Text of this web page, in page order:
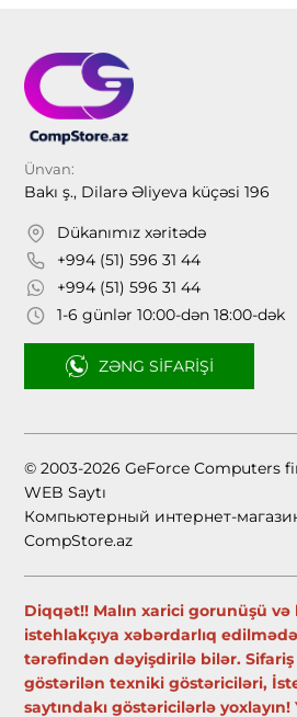
Ünvan:
Bakı ş., Dilarə Əliyeva küçəsi 196
Dükanımız xəritədə
+994 (51) 596 31 44
+994 (51) 596 31 44
1-6 günlər 10:00-dən 18:00-dək
ZƏNG SIFARIŞI
© 2003-2026 GeForce Computers
WEB Saytı
Компьютерный интернет-
CompStore.az
Diqqət!! Malın xarici gorunüşü
istehlakçıya xəbərdarlıq
tərəfindən dəyişdirilə bilər. Sifariş
göstərilən texniki göstəriciləri,
saytındakı göstəricilərlə yoxlayın!